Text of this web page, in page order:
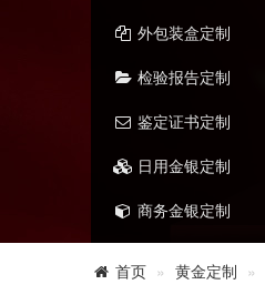
外包装盒定制
检验报告定制
鉴定证书定制
日用金银定制
商务金银定制
首页 黄金定制